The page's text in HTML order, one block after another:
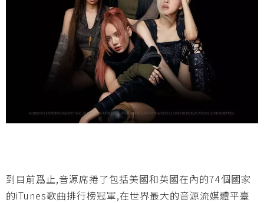
到目前爲止,音源席捲了包括美國和英國在內的74個國家
的iTunes歌曲排行榜冠軍,在世界最大的音源流媒體平臺